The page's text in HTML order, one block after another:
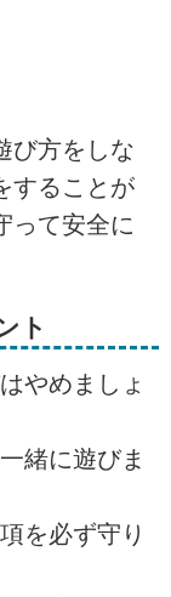
び方をしな
することが
って安全に
ト
やめましょ
緒に遊びま
を必ず守り